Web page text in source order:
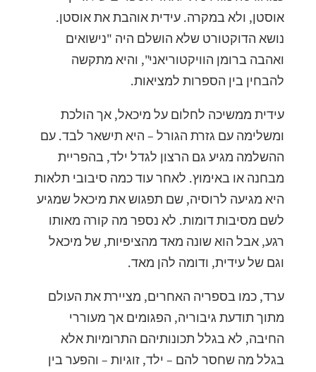
אוסטן, ולא במקרה. עידית אוהבת את אוסטן.
נושא הדוקטורט שלא הושלם היה "נישואים
ואהבה ברומן הוויקטוריאני", והיא מתקשה
להבחין בין הספרות למציאות.
עידית ממשיכה לחלום על מיכאל, אך הולכת
ומשלימה עם גזרת הגורל – היא תישאר לבד. עם
ההשלמה מגיע גם הרצון לגדל ילד, בהפריית
מבחנה או באימוץ. לאחר עוד כמה סיבובי תלאות
היא מגיעה לרוסיה, שם תפגוש את מיכאל שמגיע
לשם מסיבות דומות. לא נספר מה קורה מאותו
רגע, אבל הוא שונה מאד מהציפיות, של מיכאל
וגם של עידית, ודומה להן מאד.
ערד, כמו בספריה האחרים, מציירת את העולם
מתוך תודעת גיבוריה, הפגומים אך מעוררי
החיבה, לא בגלל תכונותיהם התרומיות אלא
בגלל מה שחסר להם – ילד, זוגיות – והפער בין